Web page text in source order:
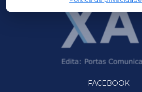
FACEBOOK